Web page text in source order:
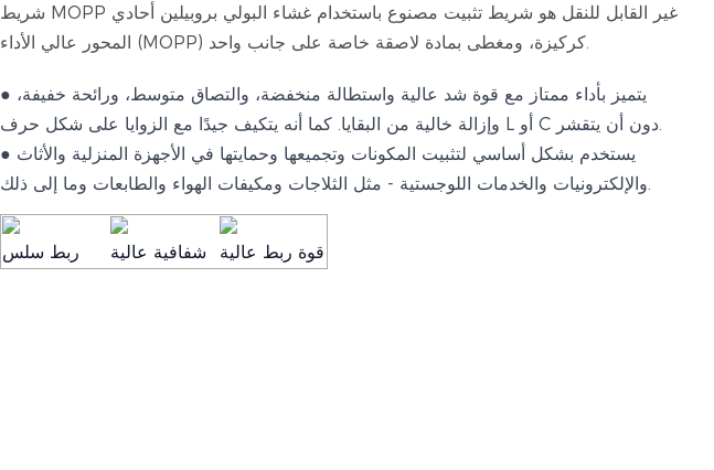
شريط MOPP غير القابل للنقل هو شريط تثبيت مصنوع باستخدام غشاء البولي بروبيلين أحادي
المحور عالي الأداء (MOPP) كركيزة، ومغطى بمادة لاصقة خاصة على جانب واحد.
● يتميز بأداء ممتاز مع قوة شد عالية واستطالة منخفضة، والتصاق متوسط، ورائحة خفيفة،
وإزالة خالية من البقايا. كما أنه يتكيف جيدًا مع الزوايا على شكل حرف L أو C دون أن يتقشر.
● يستخدم بشكل أساسي لتثبيت المكونات وتجميعها وحمايتها في الأجهزة المنزلية والأثاث
والإلكترونيات والخدمات اللوجستية - مثل الثلاجات ومكيفات الهواء والطابعات وما إلى ذلك.
ربط سلس شفافية عالية قوة ربط عالية